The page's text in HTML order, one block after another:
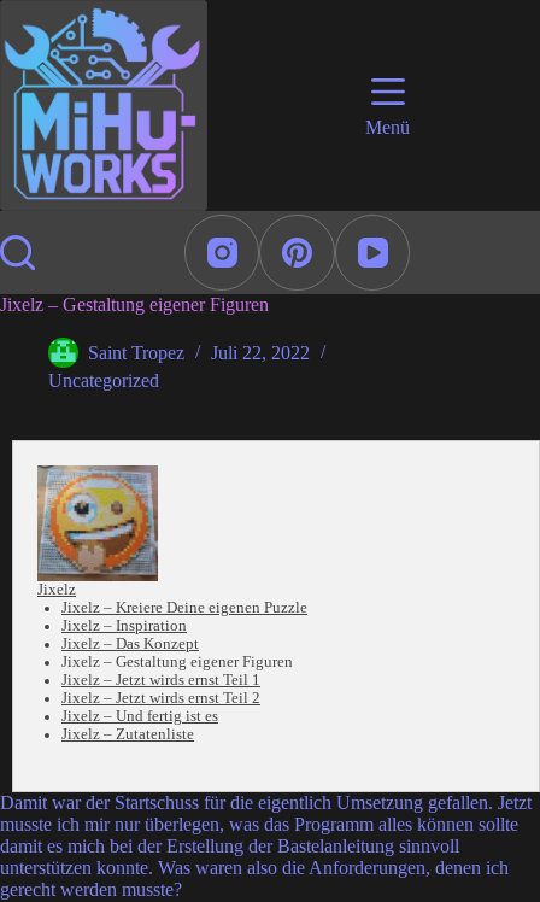
Inhalt
springen
Menü
Jixelz – Gestaltung eigener Figuren
Saint Tropez
Juli 22, 2022
Uncategorized
Jixelz
Jixelz – Kreiere Deine eigenen Puzzle
Jixelz – Inspiration
Jixelz – Das Konzept
Jixelz – Gestaltung eigener Figuren
Jixelz – Jetzt wirds ernst Teil 1
Jixelz – Jetzt wirds ernst Teil 2
Jixelz – Und fertig ist es
Jixelz – Zutatenliste
Damit war der Startschuss für die eigentlich Umsetzung gefallen. Jetzt
musste ich mir nur überlegen, was das Programm alles können sollte
damit es mich bei der Erstellung der Bastelanleitung sinnvoll
unterstützen konnte. Was waren also die Anforderungen, denen ich
gerecht werden musste?